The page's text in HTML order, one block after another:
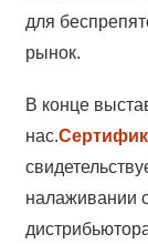
для
рынок.
В конце
нас.
налаживании